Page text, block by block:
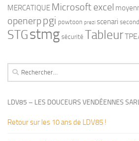
MERCATIQUE Microsoft excel
openerppgi powtoon prezi scenari
STGstmg sécurité Tableur
Rechercher :
LDV85 – LES DOUCEURS VENDÉENNES
Retour sur les 10 ans de LDV85 !